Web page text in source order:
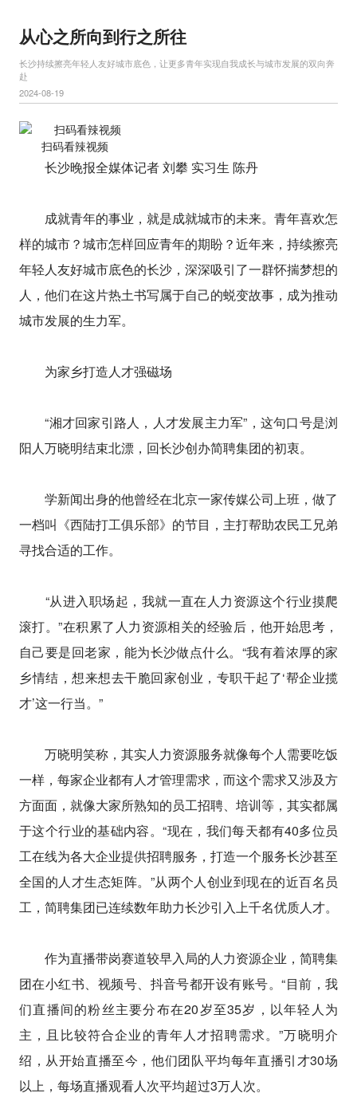
从心之所向到行之所往
长沙持续擦亮年轻人友好城市底色，让更多青年实现自我成长与城市发展的双向奔
赴
2024-08-19
扫码看辣视频
长沙晚报全媒体记者 刘攀 实习生 陈丹
成就青年的事业，就是成就城市的未来。青年喜欢怎
样的城市？城市怎样回应青年的期盼？近年来，持续擦亮
年轻人友好城市底色的长沙，深深吸引了一群怀揣梦想的
人，他们在这片热土书写属于自己的蜕变故事，成为推动
城市发展的生力军。
为家乡打造人才强磁场
“湘才回家引路人，人才发展主力军”，这句口号是浏
阳人万晓明结束北漂，回长沙创办简聘集团的初衷。
学新闻出身的他曾经在北京一家传媒公司上班，做了
一档叫《西陆打工俱乐部》的节目，主打帮助农民工兄弟
寻找合适的工作。
“从进入职场起，我就一直在人力资源这个行业摸爬
滚打。”在积累了人力资源相关的经验后，他开始思考，
自己要是回老家，能为长沙做点什么。“我有着浓厚的家
乡情结，想来想去干脆回家创业，专职干起了‘帮企业揽
才’这一行当。”
万晓明笑称，其实人力资源服务就像每个人需要吃饭
一样，每家企业都有人才管理需求，而这个需求又涉及方
方面面，就像大家所熟知的员工招聘、培训等，其实都属
于这个行业的基础内容。“现在，我们每天都有40多位员
工在线为各大企业提供招聘服务，打造一个服务长沙甚至
全国的人才生态矩阵。”从两个人创业到现在的近百名员
工，简聘集团已连续数年助力长沙引入上千名优质人才。
作为直播带岗赛道较早入局的人力资源企业，简聘集
团在小红书、视频号、抖音号都开设有账号。“目前，我
们直播间的粉丝主要分布在20岁至35岁，以年轻人为
主，且比较符合企业的青年人才招聘需求。”万晓明介
绍，从开始直播至今，他们团队平均每年直播引才30场
以上，每场直播观看人次平均超过3万人次。